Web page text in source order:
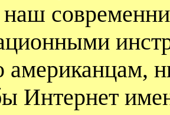
наш
американцам,
Интернет